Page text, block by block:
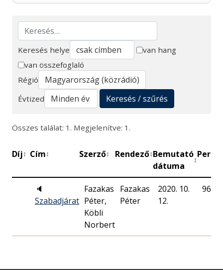
Keresés
Keresés helye
van hang
van összefoglaló
Régió
Évtized
Keresés / szűrés
Összes találat: 1. Megjelenítve: 1.
Díj↕ Cím↕ Szerző↕ Rendező↕Bemutató
dátuma
↕
Perc
🔈
Szabadjárat
Fazakas
Péter,
Köbli
Norbert
Fazakas
Péter
2020. 10.
12.
96